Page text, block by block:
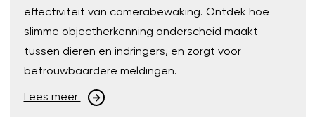
effectiviteit van camerabewaking. Ontdek hoe
slimme objectherkenning onderscheid maakt
tussen dieren en indringers, en zorgt voor
betrouwbaardere meldingen.
Lees meer